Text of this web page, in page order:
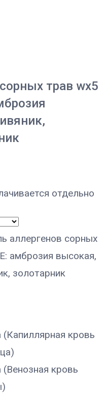
трав wx5
отдельно
аллергенов сорных
амброзия высокая,
золотарник
(Капиллярная кровь
(Венозная кровь